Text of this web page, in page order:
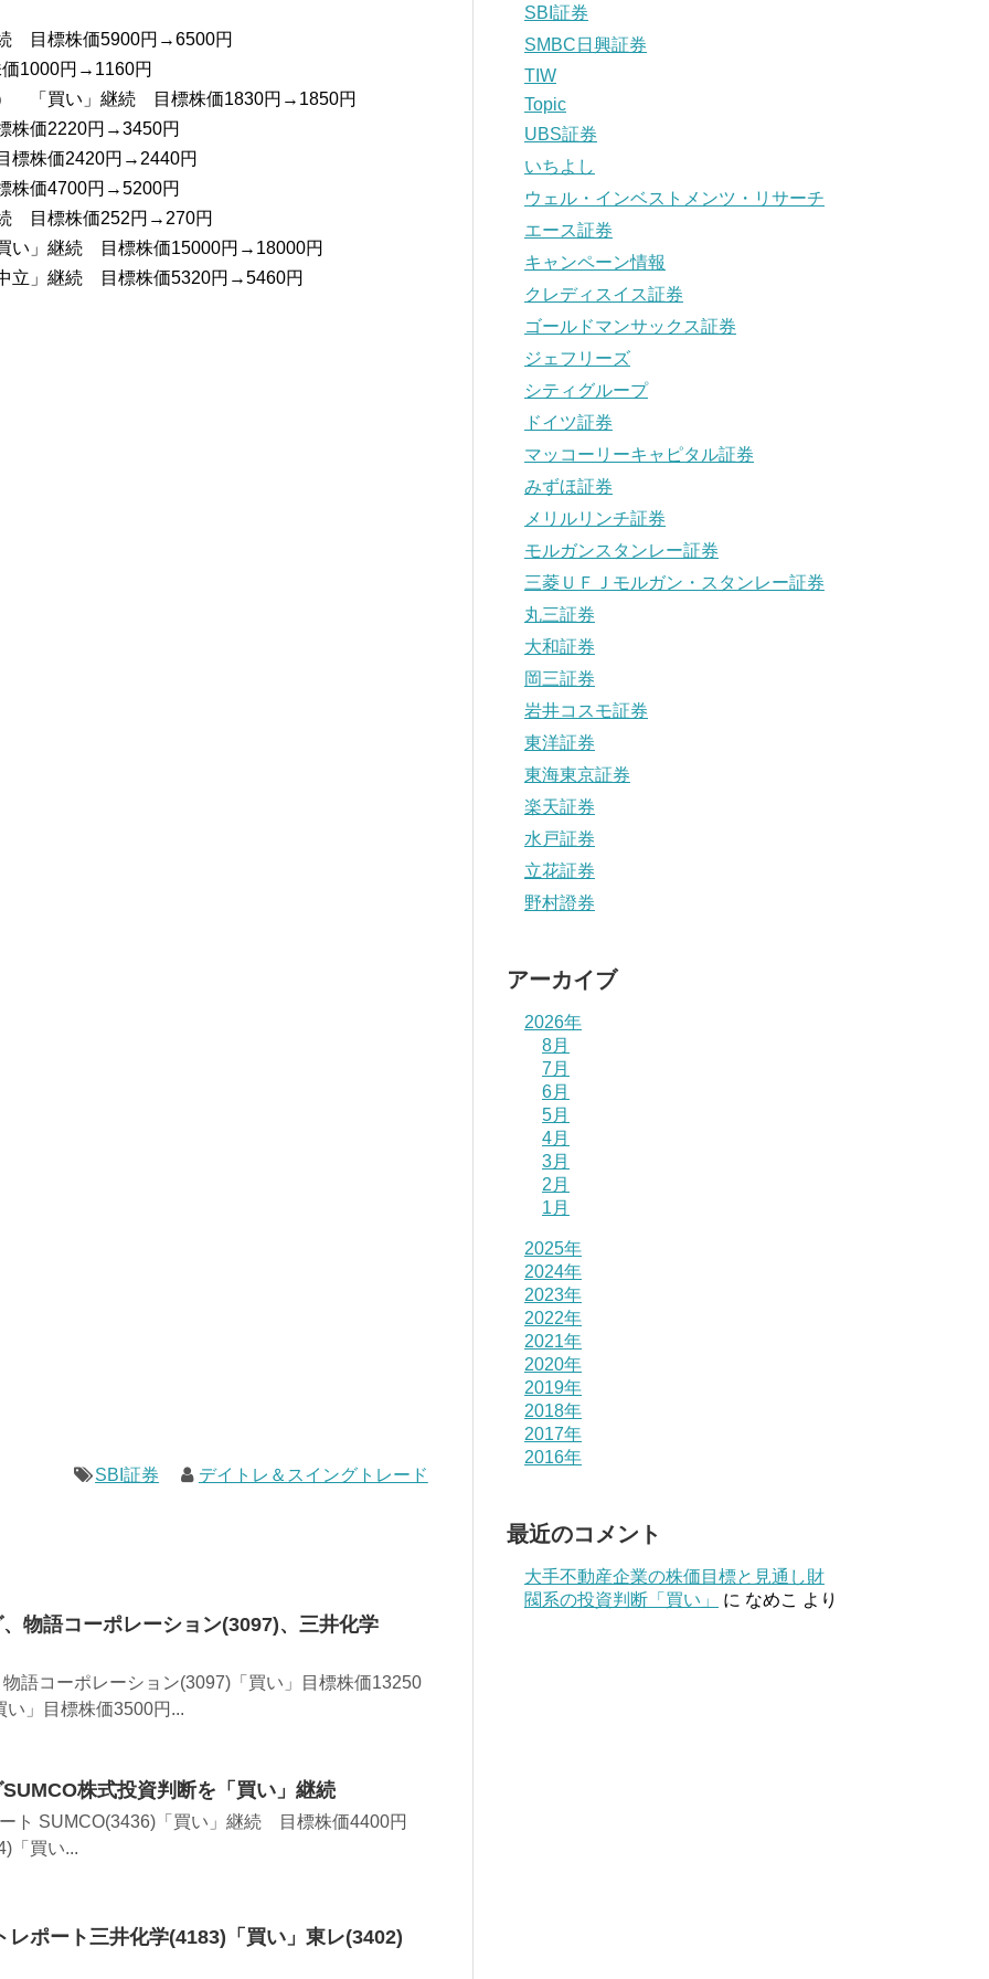
目標株価5900円→6500円
1000円→1160円
「買い」継続 目標株価1830円→1850円
価2220円→3450円
株価2420円→2440円
価4700円→5200円
目標株価252円→270円
い」継続 目標株価15000円→18000円
立」継続 目標株価5320円→5460円
SBI証券 デイトレ＆スイングトレード
物語コーポレーション(3097)、三井化学
語コーポレーション(3097)「買い」目標株価13250
」目標株価3500円...
株式投資判断を「買い」継続
ト SUMCO(3436)「買い」継続 目標株価4400円
「買い...
レポート三井化学(4183)「買い」東レ(3402)
SBI証券
SMBC日興証券
TIW
Topic
UBS証券
いちよし
ウェル・インベストメンツ・リサーチ
エース証券
キャンペーン情報
クレディスイス証券
ゴールドマンサックス証券
ジェフリーズ
シティグループ
ドイツ証券
マッコーリーキャピタル証券
みずほ証券
メリルリンチ証券
モルガンスタンレー証券
三菱ＵＦＪモルガン・スタンレー証券
丸三証券
大和証券
岡三証券
岩井コスモ証券
東洋証券
東海東京証券
楽天証券
水戸証券
立花証券
野村證券
アーカイブ
2026年
8月
7月
6月
5月
4月
3月
2月
1月
2025年
2024年
2023年
2022年
2021年
2020年
2019年
2018年
2017年
2016年
最近のコメント
大手不動産企業の株価目標と見通し財
閥系の投資判断「買い」
に なめこ より